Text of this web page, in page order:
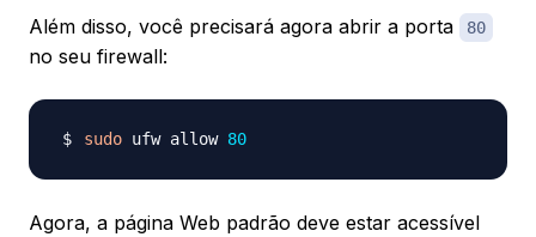
Além disso, você precisará agora abrir a porta 80
no seu firewall:
sudo ufw allow 80
Agora, a página Web padrão deve estar acessível